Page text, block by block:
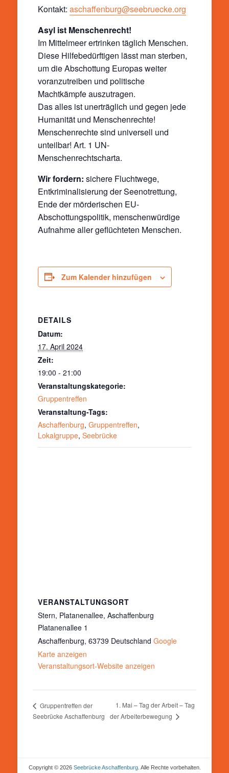
Kontakt: aschaffenburg@seebruecke.org
Asyl ist Menschenrecht!
Im Mittelmeer ertrinken täglich Menschen.
Diese Hilfebedürftigen lässt man sterben,
um die Abschottung Europas weiter
voranzutreiben und politische
Machtkämpfe auszutragen.
Das alles ist unerträglich und gegen jede
Humanität und Menschenrechte!
Menschenrechte sind universell und
unteilbar! Art. 1 UN-
Menschenrechtscharta.
Wir fordern: sichere Fluchtwege,
Entkriminalisierung der Seenotrettung,
Ende der mörderischen EU-
Abschottungspolitik, menschenwürdige
Aufnahme aller geflüchteten Menschen.
Zum Kalender hinzufügen
DETAILS
Datum:
17. April 2024
Zeit:
19:00 - 21:00
Veranstaltungskategorie:
Gruppentreffen
Veranstaltung-Tags:
Aschaffenburg, Gruppentreffen,
Lokalgruppe, Seebrücke
VERANSTALTUNGSORT
Stern, Platanenallee, Aschaffenburg
Platanenallee 1
Aschaffenburg, 63739 Deutschland Google
Karte anzeigen
Veranstaltungsort-Website anzeigen
Gruppentreffen der
Seebrücke Aschaffenburg
1. Mai – Tag der Arbeit – Tag
der Arbeiterbewegung
Copyright © 2026 Seebrücke Aschaffenburg. Alle Rechte vorbehalten.